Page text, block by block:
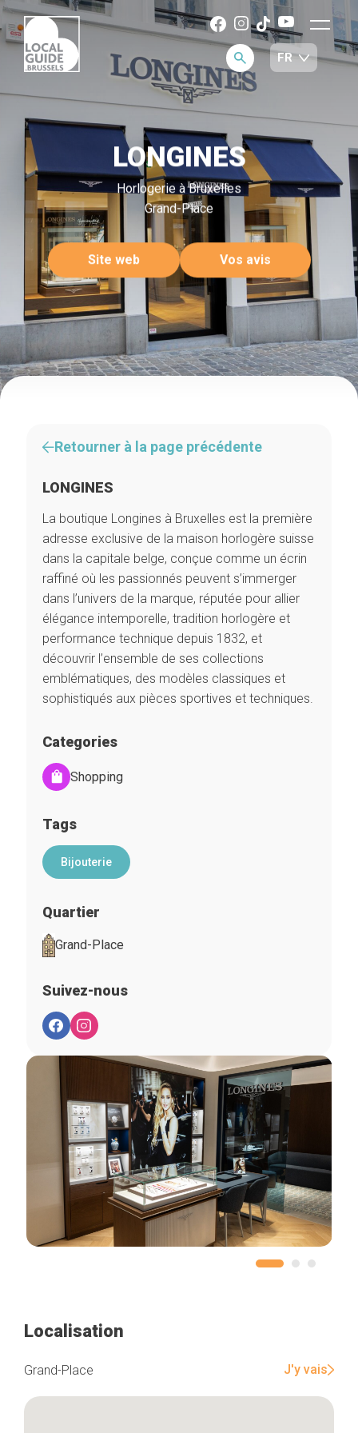
LONGINES
Horlogerie à Bruxelles
Grand-Place
Site web Vos avis
Retourner à la page précédente
LONGINES
La boutique Longines à Bruxelles est la première
adresse exclusive de la maison horlogère suisse
dans la capitale belge, conçue comme un écrin
raffiné où les passionnés peuvent s’immerger
dans l’univers de la marque, réputée pour allier
élégance intemporelle, tradition horlogère et
performance technique depuis 1832, et
découvrir l’ensemble de ses collections
emblématiques, des modèles classiques et
sophistiqués aux pièces sportives et techniques.
Categories
Shopping
Tags
Bijouterie
Quartier
Grand-Place
Suivez-nous
Localisation
Grand-Place J'y vais